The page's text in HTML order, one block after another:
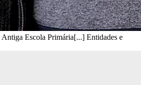
Antiga Escola Primária[...] Entidades e